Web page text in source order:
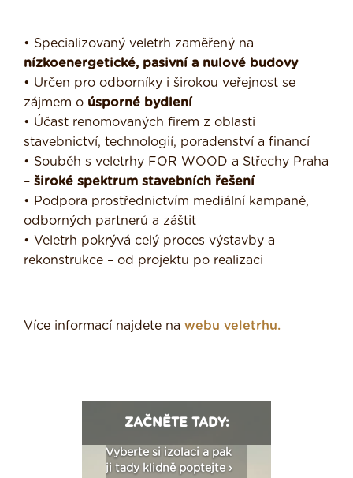
• Specializovaný veletrh zaměřený na
nízkoenergetické, pasivní a nulové budovy
• Určen pro odborníky i širokou veřejnost se
zájmem o úsporné bydlení
• Účast renomovaných firem z oblasti
stavebnictví, technologií, poradenství a financí
• Souběh s veletrhy FOR WOOD a Střechy Praha
– široké spektrum stavebních řešení
• Podpora prostřednictvím mediální kampaně,
odborných partnerů a záštit
• Veletrh pokrývá celý proces výstavby a
rekonstrukce – od projektu po realizaci
Více informací najdete na webu veletrhu.
ZAČNĚTE TADY:
Vyberte si izolaci a pak
ji tady klidně poptejte ›